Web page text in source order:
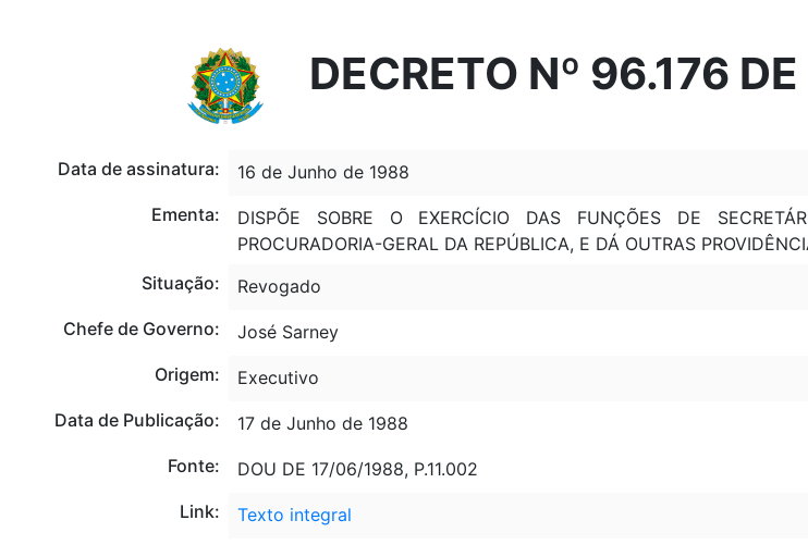
DECRETO Nº 96.176
Data de assinatura:
16 de Junho de 1988
Ementa:
DISPÕE SOBRE O EXERCÍCIO DAS FUNÇÕES DE
PROCURADORIA-GERAL DA REPÚBLICA, E DÁ OUTRAS
Situação:
Revogado
Chefe de Governo:
José Sarney
Origem:
Executivo
Data de Publicação:
17 de Junho de 1988
Fonte:
DOU DE 17/06/1988, P.11.002
Link:
Texto integral